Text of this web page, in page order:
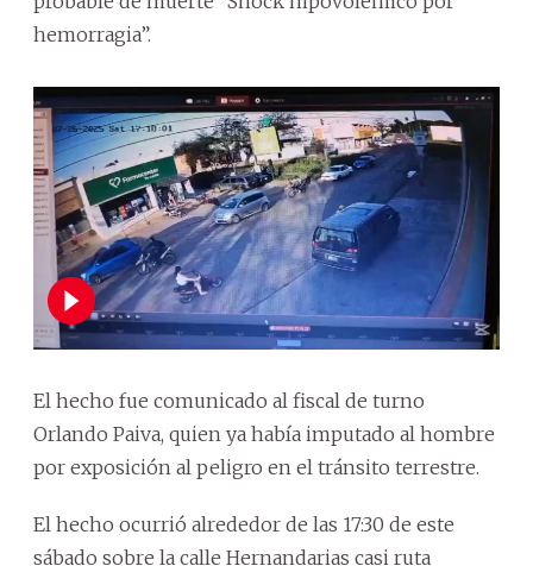
hemorragia”.
El hecho fue comunicado al fiscal de turno
Orlando Paiva, quien ya había imputado al hombre
por exposición al peligro en el tránsito terrestre.
El hecho ocurrió alrededor de las 17:30 de este
sábado sobre la calle Hernandarias casi ruta